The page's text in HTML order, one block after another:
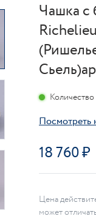
Чашка
18 760
Посмотреть
Цена
может